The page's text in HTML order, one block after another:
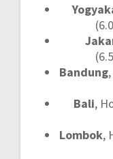
Bandung
Bali,
Lombok,